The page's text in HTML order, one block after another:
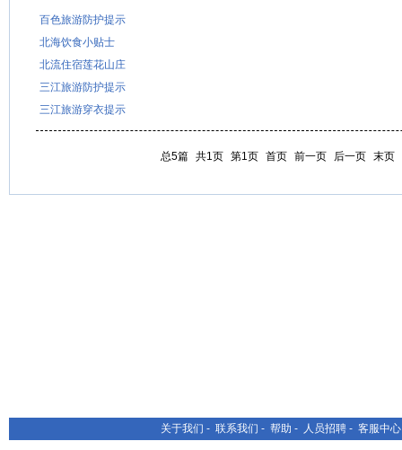
百色旅游防护提示
北海饮食小贴士
北流住宿莲花山庄
三江旅游防护提示
三江旅游穿衣提示
总5篇 共1页 第1页 首页 前一页 后一页 末页
关于我们 - 联系我们 - 帮助 - 人员招聘 - 客服中心